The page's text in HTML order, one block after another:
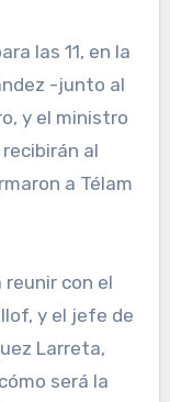
las 11, en la
-junto al
y el ministro
al
a Télam
reunir con el
y el jefe de
Larreta,
será la